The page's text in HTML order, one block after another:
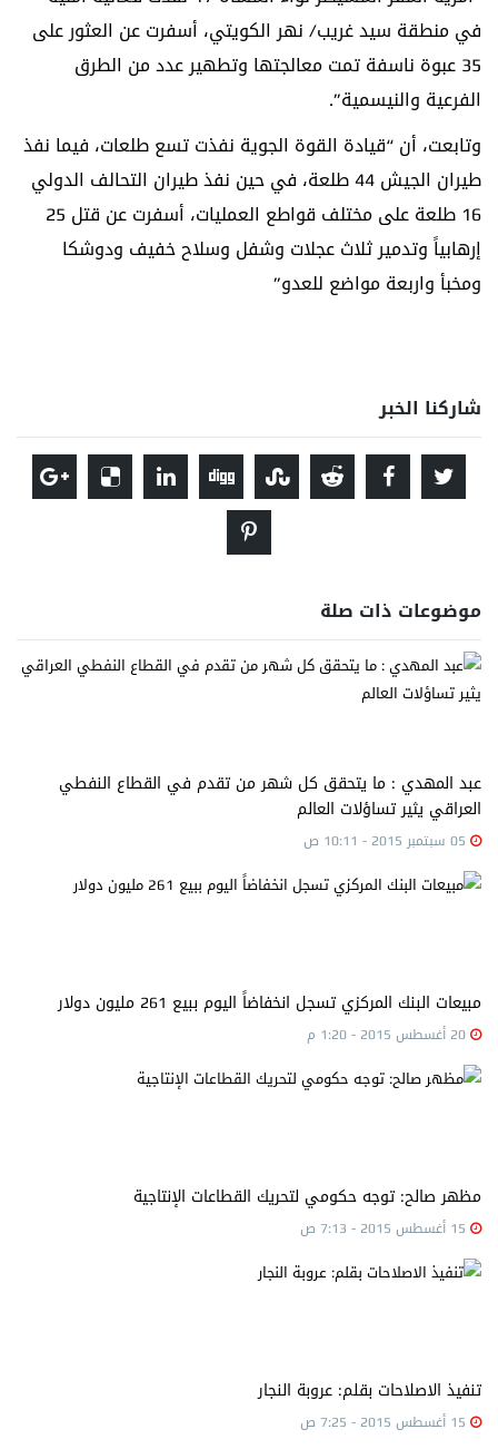
في منطقة سيد غريب/ نهر الكويتي، أسفرت عن العثور على
35 عبوة ناسفة تمت معالجتها وتطهير عدد من الطرق
الفرعية والنيسمية”.
وتابعت، أن “قيادة القوة الجوية نفذت تسع طلعات، فيما نفذ
طيران الجيش 44 طلعة، في حين نفذ طيران التحالف الدولي
16 طلعة على مختلف قواطع العمليات، أسفرت عن قتل 25
إرهابياً وتدمير ثلاث عجلات وشفل وسلاح خفيف ودوشكا
ومخبأ واربعة مواضع للعدو”
شاركنا الخبر
موضوعات ذات صلة
عبد المهدي : ما يتحقق كل شهر من تقدم في القطاع النفطي
العراقي يثير تساؤلات العالم
مبيعات البنك المركزي تسجل انخفاضاً اليوم ببيع 261 مليون دولار
مظهر صالح: توجه حكومي لتحريك القطاعات الإنتاجية
تنفيذ الاصلاحات بقلم: عروبة النجار